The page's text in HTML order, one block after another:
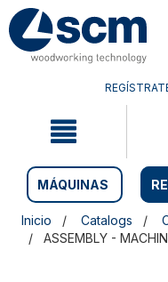
Saltar
contenido
Saltar
menú
MÁQUINAS
Inicio Catalogs
ASSEMBLY -